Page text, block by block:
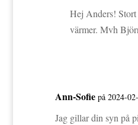
Hej Anders!
värmer. Mvh
Ann-Sofie på 2024-
Jag gillar din syn på